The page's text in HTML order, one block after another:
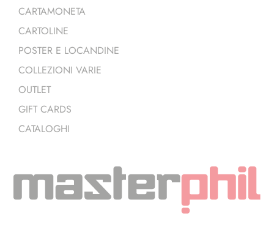
CARTAMONETA
CARTOLINE
POSTER E LOCANDINE
COLLEZIONI VARIE
OUTLET
GIFT CARDS
CATALOGHI